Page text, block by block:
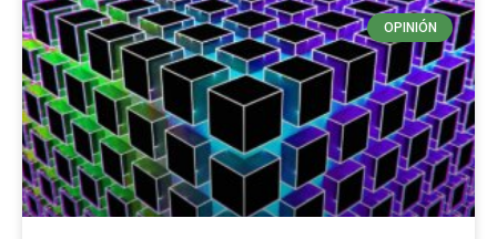
OPINIÓN